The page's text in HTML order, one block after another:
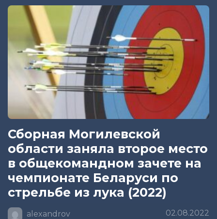
Сборная Могилевской
области заняла второе место
в общекомандном зачете на
чемпионате Беларуси по
стрельбе из лука (2022)
alexandrov 02.08.2022